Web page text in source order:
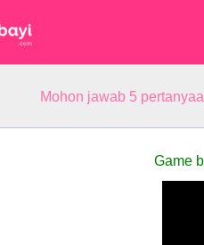
Mohon jawab 5
Game